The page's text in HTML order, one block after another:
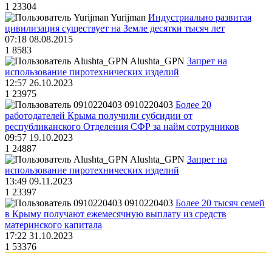
1 23304
Yurijman Индустриально развитая
цивилизация существует на Земле десятки тысяч лет
07:18 08.08.2015
1 8583
Alushta_GPN Запрет на
использование пиротехнических изделий
12:57 26.10.2023
1 23975
0910220403 Более 20
работодателей Крыма получили субсидии от
республиканского Отделения СФР за найм сотрудников
09:57 19.10.2023
1 24887
Alushta_GPN Запрет на
использование пиротехнических изделий
13:49 09.11.2023
1 23397
0910220403 Более 20 тысяч семей
в Крыму получают ежемесячную выплату из средств
материнского капитала
17:22 31.10.2023
1 53376